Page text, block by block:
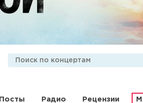
Посты Радио Рецензии